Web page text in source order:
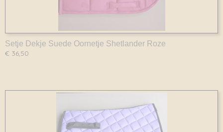
Setje Dekje Suede Oornetje Shetlander Roze
€ 36,50